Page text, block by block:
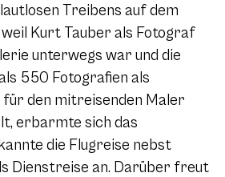
Treibens auf dem
Kurt Tauber als Fotograf
unterwegs war und die
550 Fotografien als
den mitreisenden Maler
erbarmte sich das
die Flugreise nebst
Dienstreise an. Darüber freut